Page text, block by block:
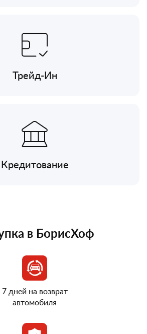
Трейд-Ин
Кредитование
в БорисХоф
7 дней на возврат
автомобиля